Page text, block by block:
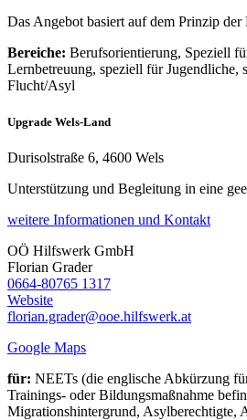
Das Angebot basiert auf dem Prinzip
Bereiche: Berufsorientierung, Speziell
Lernbetreuung, speziell für Jugendliche,
Flucht/Asyl
Upgrade Wels-Land
Durisolstraße 6, 4600 Wels
Unterstützung und Begleitung in eine
weitere Informationen und Kontakt
OÖ Hilfswerk GmbH
Florian Grader
0664-80765 1317
Website
florian.grader@ooe.hilfswerk.at
Google Maps
für: NEETs (die englische Abkürzung
Trainings- oder Bildungsmaßnahme
Migrationshintergrund, Asylberechtigte,